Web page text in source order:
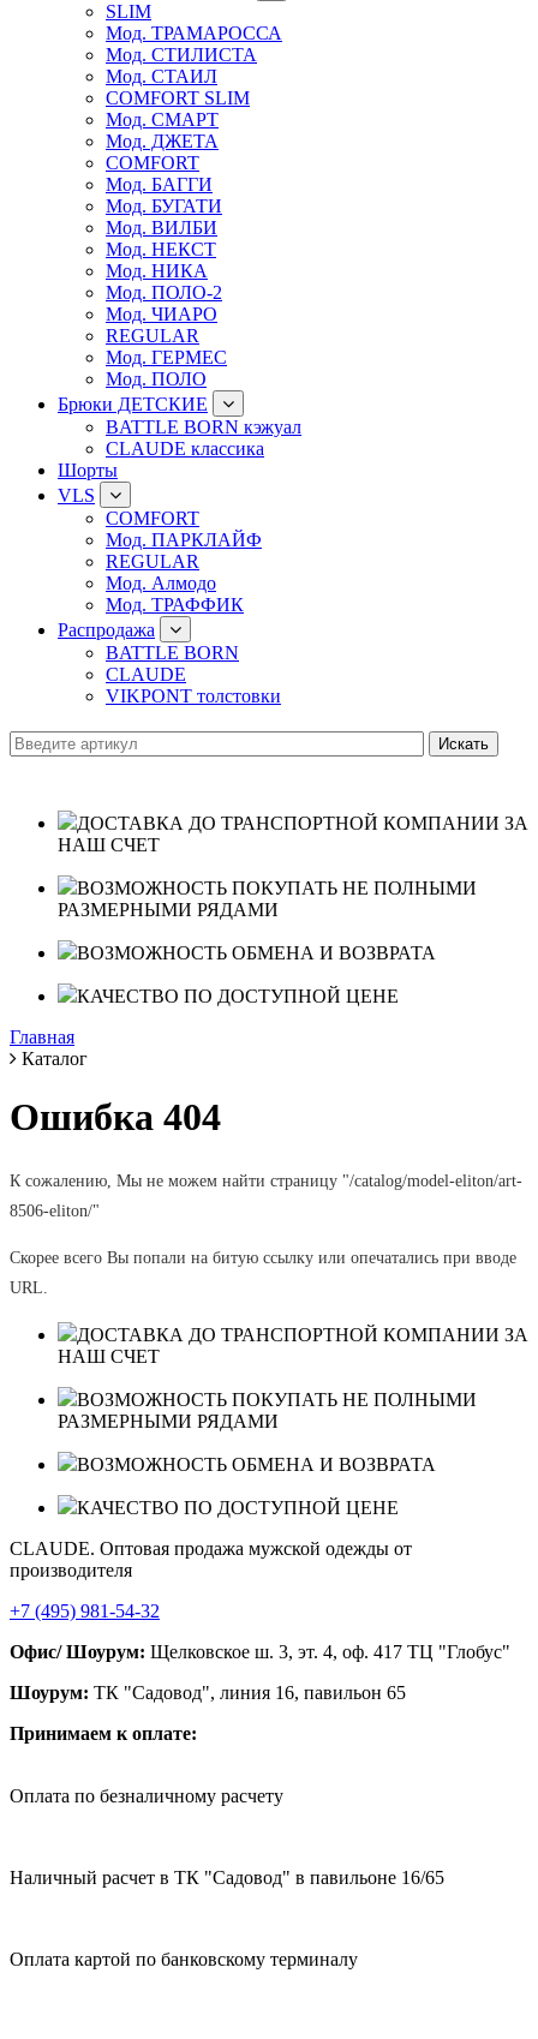
SLIM
Мод. ТРАМАРОССА
Мод. СТИЛИСТА
Мод. СТАИЛ
COMFORT SLIM
Мод. СМАРТ
Мод. ДЖЕТА
COMFORT
Мод. БАГГИ
Мод. БУГАТИ
Мод. ВИЛБИ
Мод. НЕКСТ
Мод. НИКА
Мод. ПОЛО-2
Мод. ЧИАРО
REGULAR
Мод. ГЕРМЕС
Мод. ПОЛО
Брюки ДЕТСКИЕ
BATTLE BORN кэжуал
CLAUDE классика
Шорты
VLS
COMFORT
Мод. ПАРКЛАЙФ
REGULAR
Мод. Алмодо
Мод. ТРАФФИК
Распродажа
BATTLE BORN
CLAUDE
VIKPONT толстовки
ДОСТАВКА ДО ТРАНСПОРТНОЙ КОМПАНИИ ЗА
НАШ СЧЕТ
ВОЗМОЖНОСТЬ ПОКУПАТЬ НЕ ПОЛНЫМИ
РАЗМЕРНЫМИ РЯДАМИ
ВОЗМОЖНОСТЬ ОБМЕНА И ВОЗВРАТА
КАЧЕСТВО ПО ДОСТУПНОЙ ЦЕНЕ
Главная
Каталог
Ошибка 404
К сожалению, Мы не можем найти страницу "/catalog/model-eliton/art-
8506-eliton/"
Скорее всего Вы попали на битую ссылку или опечатались при вводе
URL.
ДОСТАВКА ДО ТРАНСПОРТНОЙ КОМПАНИИ ЗА
НАШ СЧЕТ
ВОЗМОЖНОСТЬ ПОКУПАТЬ НЕ ПОЛНЫМИ
РАЗМЕРНЫМИ РЯДАМИ
ВОЗМОЖНОСТЬ ОБМЕНА И ВОЗВРАТА
КАЧЕСТВО ПО ДОСТУПНОЙ ЦЕНЕ
CLAUDE. Оптовая продажа мужской одежды от
производителя
+7 (495) 981-54-32
Офис/ Шоурум: Щелковское ш. 3, эт. 4, оф. 417 ТЦ "Глобус"
Шоурум: ТК "Садовод", линия 16, павильон 65
Принимаем к оплате:
Оплата по безналичному расчету
Наличный расчет в ТК "Садовод" в павильоне 16/65
Оплата картой по банковскому терминалу